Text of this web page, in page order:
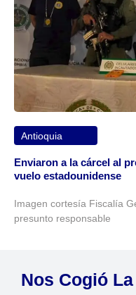
Antioquia
Enviaron a la cárcel al
vuelo estadounidense
Imagen cortesía Fiscalía
presunto responsable
Nos Cogió